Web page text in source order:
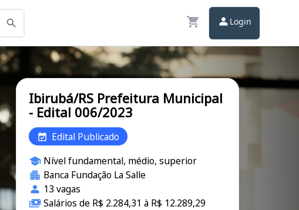
Login
Ibirubá/RS Prefeitura Municipal
- Edital 006/2023
Edital Publicado
Nível fundamental, médio, superior
Banca Fundação La Salle
13 vagas
Salários de R$ 2.284,31 à R$ 12.289,29